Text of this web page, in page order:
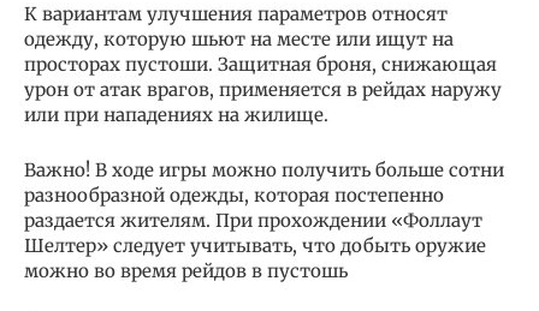
К вариантам улучшения параметров относят
одежду, которую шьют на месте или ищут на
просторах пустоши. Защитная броня, снижающая
урон от атак врагов, применяется в рейдах наружу
или при нападениях на жилище.
Важно! В ходе игры можно получить больше сотни
разнообразной одежды, которая постепенно
раздается жителям. При прохождении «Фоллаут
Шелтер» следует учитывать, что добыть оружие
можно во время рейдов в пустошь